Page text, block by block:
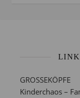
GROSSEKÖPFE
Kinderchaos –